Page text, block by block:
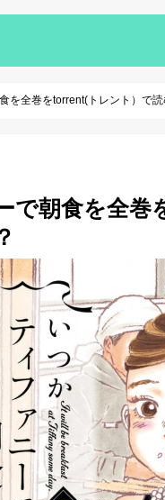
を全巻をtorrent(トレント）で
で朝食を全